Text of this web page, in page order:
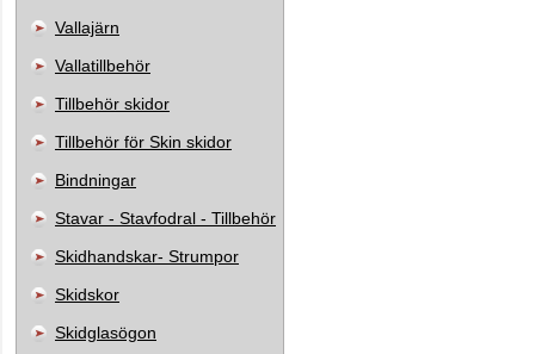
Vallajärn
Vallatillbehör
Tillbehör skidor
Tillbehör för Skin skidor
Bindningar
Stavar - Stavfodral - Tillbehör
Skidhandskar- Strumpor
Skidskor
Skidglasögon